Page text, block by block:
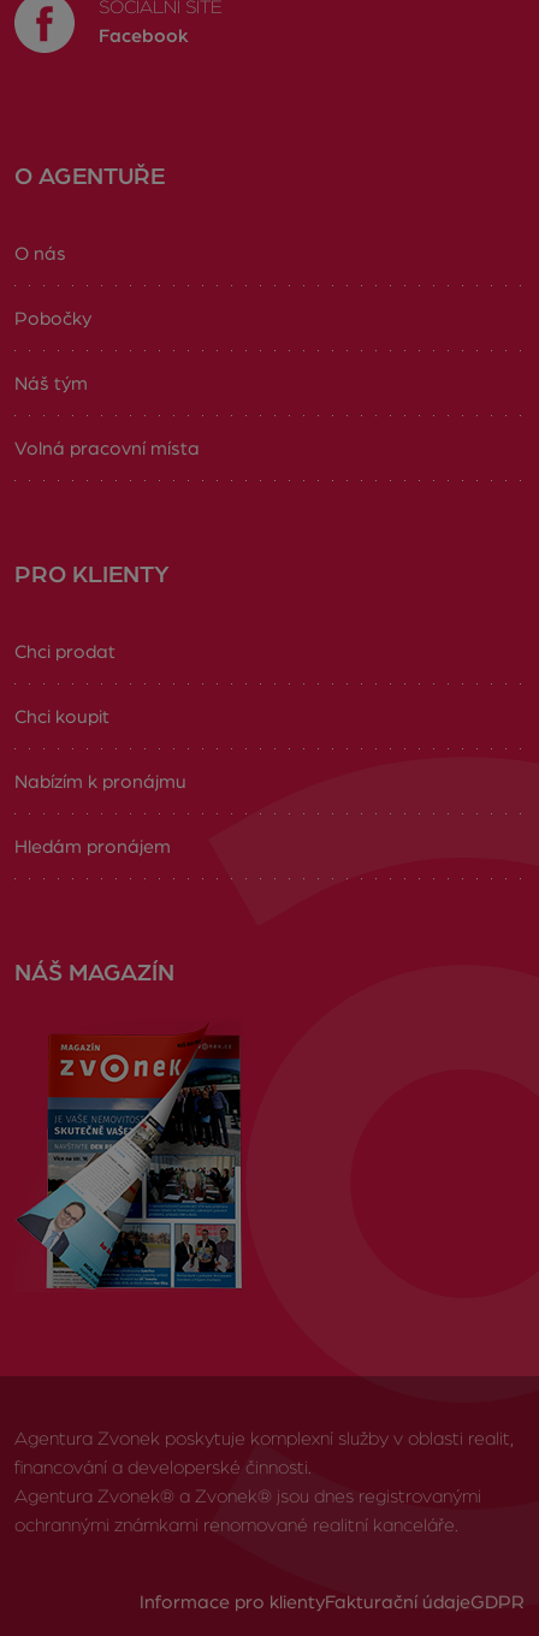
SOCIÁLNÍ SÍTĚ
Facebook
O AGENTUŘE
O nás
Pobočky
Náš tým
Volná pracovní místa
PRO KLIENTY
Chci prodat
Chci koupit
Nabízím k pronájmu
Hledám pronájem
NÁŠ MAGAZÍN
Agentura Zvonek poskytuje komplexní služby v oblasti realit,
financování a developerské činnosti.
Agentura Zvonek® a Zvonek® jsou dnes registrovanými
ochrannými známkami renomované realitní kanceláře.
Informace pro klientyFakturační údajeGDPR